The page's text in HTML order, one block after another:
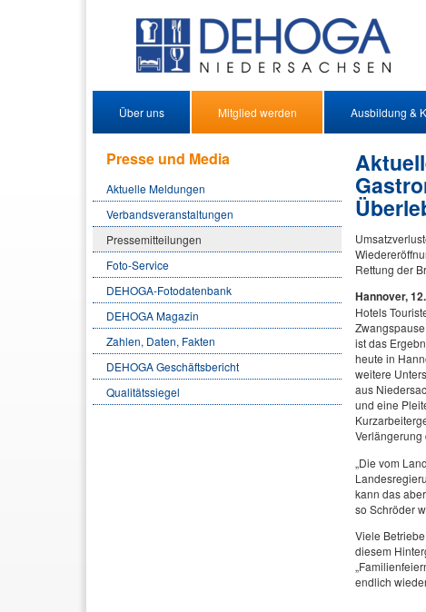
Über uns Mitglied werden Ausbildung &
Presse und Media
Aktuelle Meldungen
Verbandsveranstaltungen
Pressemitteilungen
Foto-Service
DEHOGA-Fotodatenbank
DEHOGA Magazin
Zahlen, Daten, Fakten
DEHOGA Geschäftsbericht
Qualitätssiegel
Rettung der
Hannover,
Hotels
ist das
heute in
weitere
aus
und eine
„Die vom
kann das
so Schröder
Viele
diesem
endlich